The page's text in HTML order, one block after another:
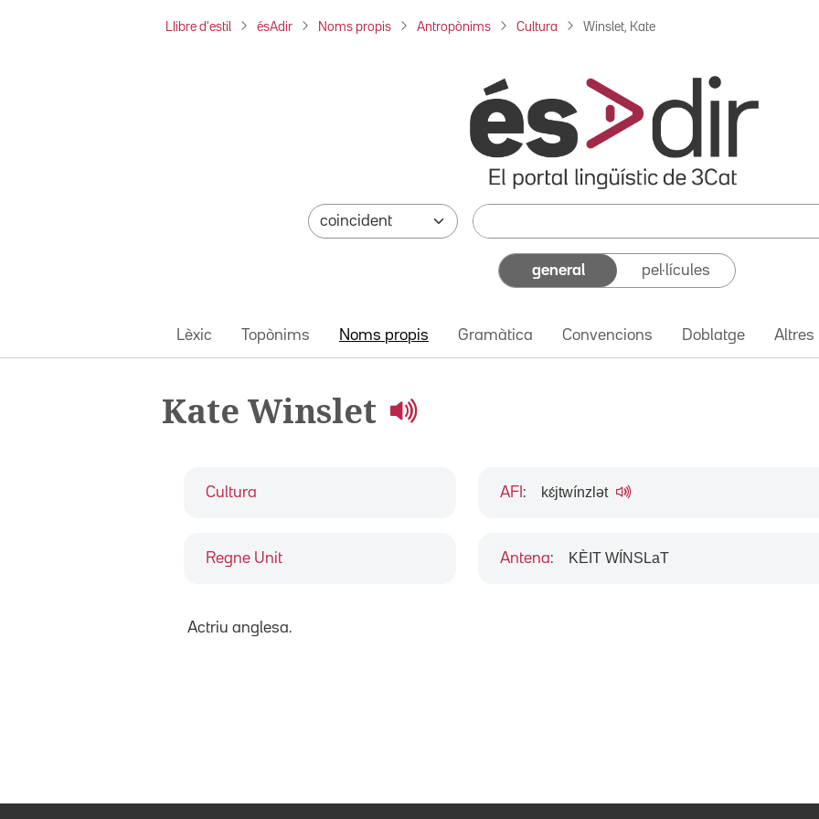
Llibre d'estil ésAdir Noms propis Antropònims Cultura Winslet, Kate
general pel·lícules
Lèxic Topònims Noms propis Gramàtica Convencions Doblatge Altres
Kate Winslet
Cultura
Regne Unit
AFI : kɛ́jtwínzlət
Antena: KÈIT WÍNSLaT
Actriu anglesa.